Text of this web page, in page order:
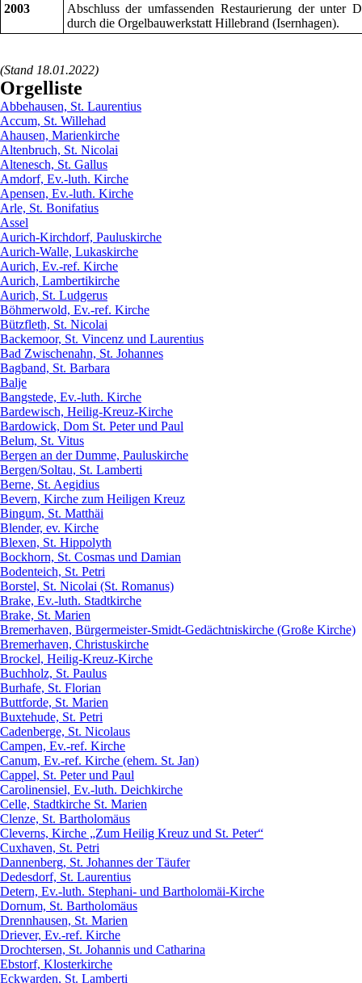
2003
Abschluss der umfassenden Restaurierung der unter
durch die Orgelbauwerkstatt Hillebrand (Isernhagen).
(Stand 18.01.2022)
Orgelliste
Abbehausen, St. Laurentius
Accum, St. Willehad
Ahausen, Marienkirche
Altenbruch, St. Nicolai
Altenesch, St. Gallus
Amdorf, Ev.-luth. Kirche
Apensen, Ev.-luth. Kirche
Arle, St. Bonifatius
Assel
Aurich-Kirchdorf, Pauluskirche
Aurich-Walle, Lukaskirche
Aurich, Ev.-ref. Kirche
Aurich, Lambertikirche
Aurich, St. Ludgerus
Böhmerwold, Ev.-ref. Kirche
Bützfleth, St. Nicolai
Backemoor, St. Vincenz und Laurentius
Bad Zwischenahn, St. Johannes
Bagband, St. Barbara
Balje
Bangstede, Ev.-luth. Kirche
Bardewisch, Heilig-Kreuz-Kirche
Bardowick, Dom St. Peter und Paul
Belum, St. Vitus
Bergen an der Dumme, Pauluskirche
Bergen/Soltau, St. Lamberti
Berne, St. Aegidius
Bevern, Kirche zum Heiligen Kreuz
Bingum, St. Matthäi
Blender, ev. Kirche
Blexen, St. Hippolyth
Bockhorn, St. Cosmas und Damian
Bodenteich, St. Petri
Borstel, St. Nicolai (St. Romanus)
Brake, Ev.-luth. Stadtkirche
Brake, St. Marien
Bremerhaven, Bürgermeister-Smidt-Gedächtniskirche (Große Kirche)
Bremerhaven, Christuskirche
Brockel, Heilig-Kreuz-Kirche
Buchholz, St. Paulus
Burhafe, St. Florian
Buttforde, St. Marien
Buxtehude, St. Petri
Cadenberge, St. Nicolaus
Campen, Ev.-ref. Kirche
Canum, Ev.-ref. Kirche (ehem. St. Jan)
Cappel, St. Peter und Paul
Carolinensiel, Ev.-luth. Deichkirche
Celle, Stadtkirche St. Marien
Clenze, St. Bartholomäus
Cleverns, Kirche „Zum Heilig Kreuz und St. Peter“
Cuxhaven, St. Petri
Dannenberg, St. Johannes der Täufer
Dedesdorf, St. Laurentius
Detern, Ev.-luth. Stephani- und Bartholomäi-Kirche
Dornum, St. Bartholomäus
Drennhausen, St. Marien
Driever, Ev.-ref. Kirche
Drochtersen, St. Johannis und Catharina
Ebstorf, Klosterkirche
Eckwarden, St. Lamberti